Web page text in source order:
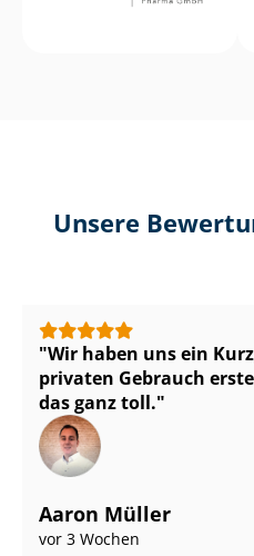
Unsere
Wir haben uns ein
privaten Gebrauch
das ganz toll.
Aaron Müller
vor 3 Wochen